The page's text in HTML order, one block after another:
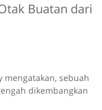
Buatan dari
mengatakan, sebuah
dikembangkan